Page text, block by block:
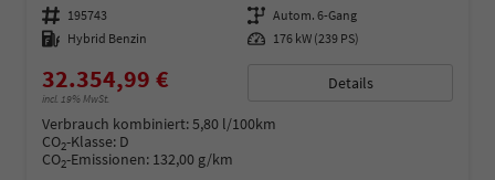
Fahrzeugnummer 195743 Getriebe Autom. 6-Gang
Kraftstoff Hybrid Benzin Leistung 176 kW (239 PS)
32.354,99 €
incl. 19% MwSt.
Details
Verbrauch kombiniert:5,80 l/100km
CO2-Klasse: D
CO2-Emissionen: 132,00 g/km